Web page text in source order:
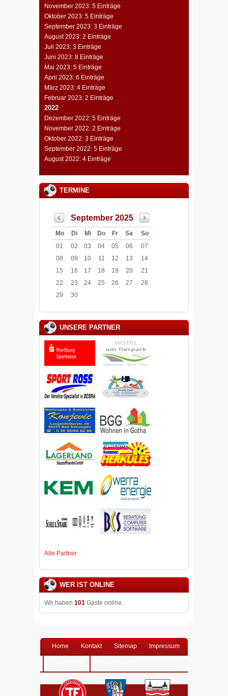
November 2023: 5 Einträge
Oktober 2023: 5 Einträge
September 2023: 3 Einträge
August 2023: 2 Einträge
Juli 2023: 3 Einträge
Juni 2023: 8 Einträge
Mai 2023: 5 Einträge
April 2023: 6 Einträge
März 2023: 4 Einträge
Februar 2023: 2 Einträge
2022
Dezember 2022: 5 Einträge
November 2022: 2 Einträge
Oktober 2022: 3 Einträge
September 2022: 5 Einträge
August 2022: 4 Einträge
TERMINE
September 2025
Mo Di Mi Do Fr Sa
So
01
02 03 04 05 06
07
08
09 10 11 12 13
14
15
16 17 18 19 20
21
22
23 24 25 26 27
28
29
30
UNSERE PARTNER
Alle Partner
WER IST ONLINE
Wir haben 101 Gäste online.
Home Kontakt Sitemap Impressum